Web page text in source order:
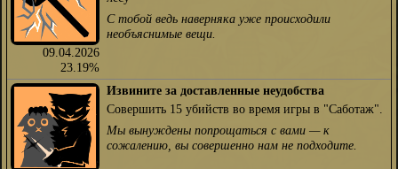
09.04.2026
23.19%
С тобой ведь наверняка уже происходили
необъяснимые вещи.
Извините за доставленные неудобства
Совершить 15 убийств во время игры в "Саботаж".
Мы вынуждены попрощаться с вами — к
сожалению, вы совершенно нам не подходите.